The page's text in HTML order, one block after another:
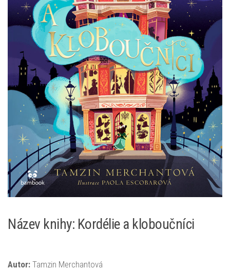
Název knihy: Kordélie a kloboučníci
Autor: Tamzin Merchantová